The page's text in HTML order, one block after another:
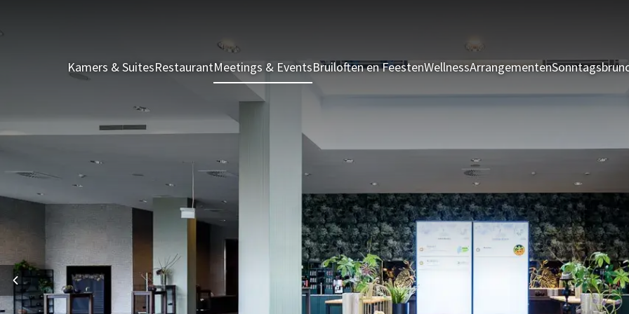
Kamers & SuitesRestaurantMeetings & EventsBruiloften en FeestenWellnessArrangementen